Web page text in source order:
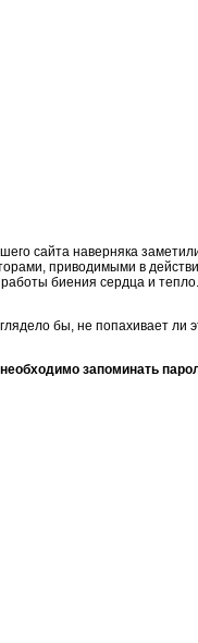
сайта наверняка
приводимыми в
биения сердца и
бы, не попахивает
запоминать